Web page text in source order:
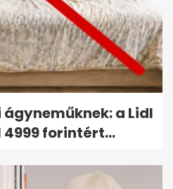
a Lidl
forintért...